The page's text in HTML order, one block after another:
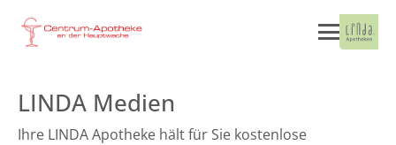
LINDA Medien
Ihre LINDA Apotheke hält für Sie kostenlose